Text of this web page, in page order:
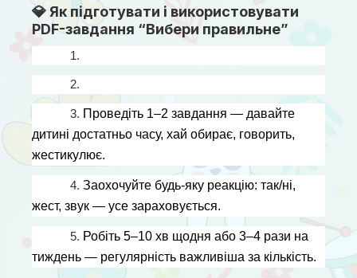
💎 Як підготувати і використовувати
PDF-завдання “Вибери правильне”
1.
2.
3. Проведіть 1–2 завдання — давайте
дитині достатньо часу, хай обирає, говорить,
жестикулює.
4. Заохочуйте будь-яку реакцію: так/ні,
жест, звук — усе зараховується.
5. Робіть 5–10 хв щодня або 3–4 рази на
тиждень — регулярність важливіша за кількість.